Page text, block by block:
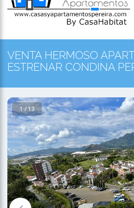
VENTA HERMOSO
ESTRENAR CONDINA
1 / 13